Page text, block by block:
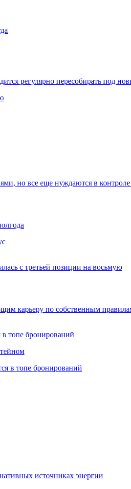
регулярно пересобирать под
но все еще нуждаются в контроле
с третьей позиции на восьмую
карьеру по собственным
топе бронирований
источниках энергии